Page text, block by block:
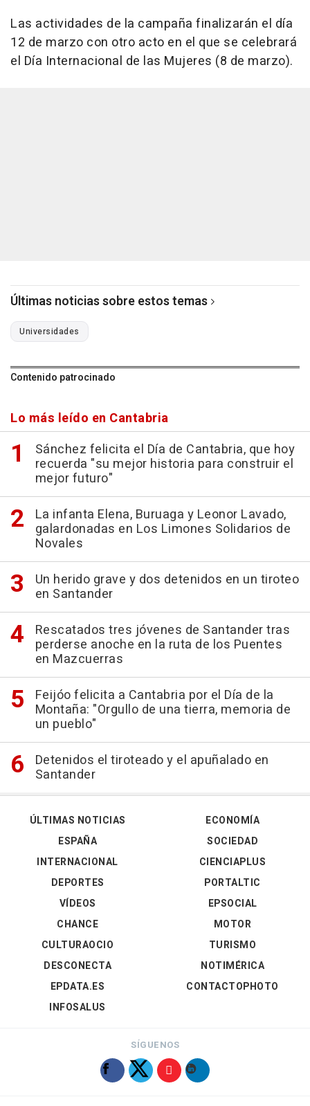
Las actividades de la campaña finalizarán el día
12 de marzo con otro acto en el que se celebrará
el Día Internacional de las Mujeres (8 de marzo).
Últimas noticias sobre estos temas
Universidades
Contenido patrocinado
Lo más leído en Cantabria
Sánchez felicita el Día de Cantabria, que hoy
recuerda "su mejor historia para construir el
mejor futuro"
La infanta Elena, Buruaga y Leonor Lavado,
galardonadas en Los Limones Solidarios de
Novales
Un herido grave y dos detenidos en un tiroteo
en Santander
Rescatados tres jóvenes de Santander tras
perderse anoche en la ruta de los Puentes
en Mazcuerras
Feijóo felicita a Cantabria por el Día de la
Montaña: "Orgullo de una tierra, memoria de
un pueblo"
Detenidos el tiroteado y el apuñalado en
Santander
ÚLTIMAS NOTICIAS
ESPAÑA
INTERNACIONAL
DEPORTES
VÍDEOS
ECONOMÍA
SOCIEDAD
CIENCIAPLUS
PORTALTIC
EPSOCIAL
CHANCE
CULTURAOCIO
DESCONECTA
EPDATA.ES
INFOSALUS
MOTOR
TURISMO
NOTIMÉRICA
CONTACTOPHOTO
SÍGUENOS